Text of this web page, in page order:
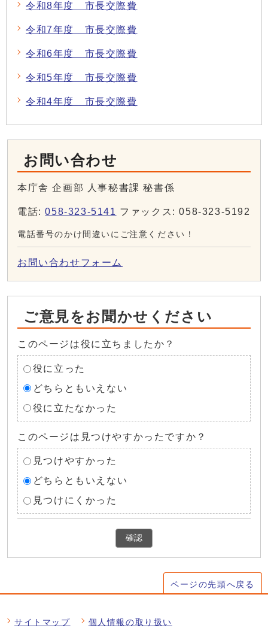
令和8年度 市長交際費
令和7年度 市長交際費
令和6年度 市長交際費
令和5年度 市長交際費
令和4年度 市長交際費
お問い合わせ
本庁舎 企画部 人事秘書課 秘書係
電話:058-323-5141 ファックス: 058-323-5192
電話番号のかけ間違いにご注意ください！
お問い合わせフォーム
ご意見をお聞かせください
このページは役に立ちましたか？
役に立った
どちらともいえない
役に立たなかった
このページは見つけやすかったですか？
見つけやすかった
どちらともいえない
見つけにくかった
確認
ページの先頭へ戻る
サイトマップ 個人情報の取り扱い